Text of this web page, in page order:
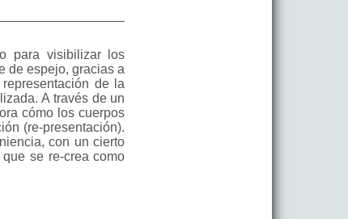
para visibilizar los
de espejo, gracias a
de la
A través de un
cómo los cuerpos
(re-presentación).
con un cierto
se re-crea como